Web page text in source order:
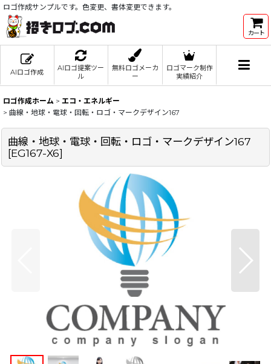
ロゴ作成サンプルです。色変更、書体変更できます。
カート
AIロゴ作成
AIロゴ提案ツー
ル
無料ロゴメーカ
ー
ロゴマーク制作
実績紹介
ロゴ作成ホーム > エコ・エネルギー
> 曲線・地球・電球・回転・ロゴ・マークデザイン167
曲線・地球・電球・回転・ロゴ・マークデザイン167
[EG167-X6]